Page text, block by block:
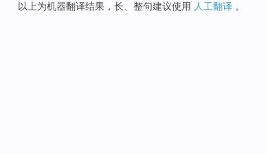
以上为机器翻译结果，长、整句建议使用 人工翻译 。